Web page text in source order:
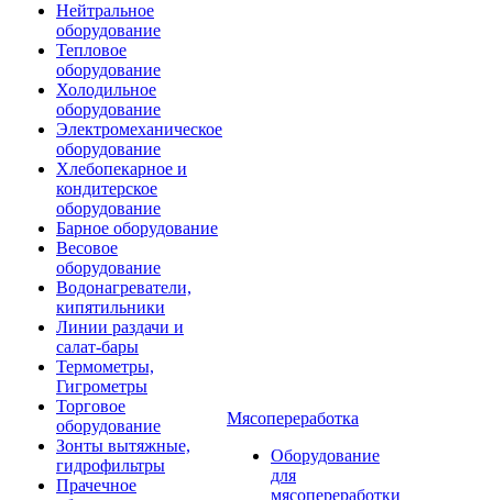
Нейтральное
оборудование
Тепловое
оборудование
Холодильное
оборудование
Электромеханическое
оборудование
Хлебопекарное и
кондитерское
оборудование
Барное оборудование
Весовое
оборудование
Водонагреватели,
кипятильники
Линии раздачи и
салат-бары
Термометры,
Гигрометры
Торговое
оборудование
Зонты вытяжные,
гидрофильтры
Прачечное
Мясопереработка
Оборудование
для
мясопереработки